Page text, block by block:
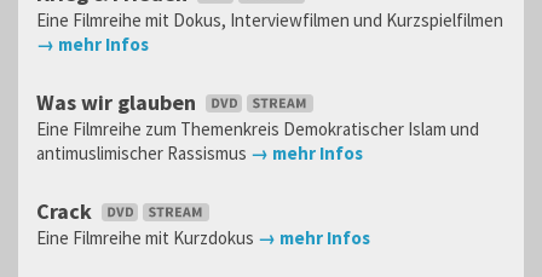
Eine Filmreihe mit Dokus, Interviewfilmen und Kurzspielfilmen
→ mehr Infos
Was wir glauben
Eine Filmreihe zum Themenkreis Demokratischer Islam und
antimuslimischer Rassismus → mehr Infos
Crack
Eine Filmreihe mit Kurzdokus → mehr Infos